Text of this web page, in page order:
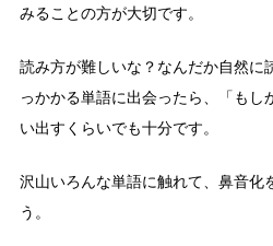
みることの方が大切です。
読み方が難しいな？なんだか自然に
っかかる単語に出会ったら、「もし
い出すくらいでも十分です。
沢山いろんな単語に触れて、鼻音化
う。